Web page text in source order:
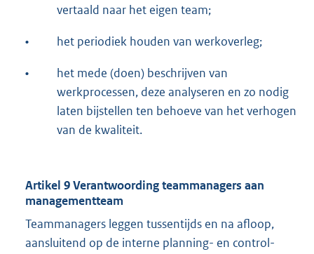
vertaald naar het eigen team;
• het periodiek houden van werkoverleg;
•
het mede (doen) beschrijven van
werkprocessen, deze analyseren en zo nodig
laten bijstellen ten behoeve van het verhogen
van de kwaliteit.
Artikel 9 Verantwoording teammanagers aan
managementteam
Teammanagers leggen tussentijds en na afloop,
aansluitend op de interne planning- en control-